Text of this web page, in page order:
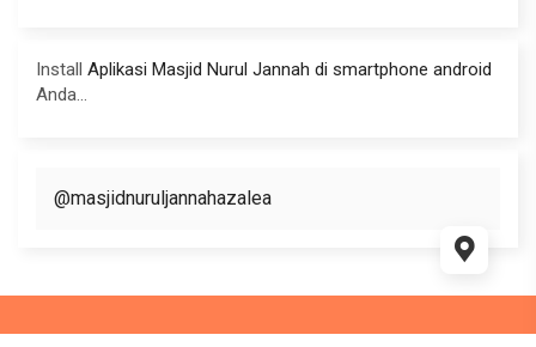
Install Aplikasi Masjid Nurul Jannah di smartphone android
Anda...
@masjidnuruljannahazalea